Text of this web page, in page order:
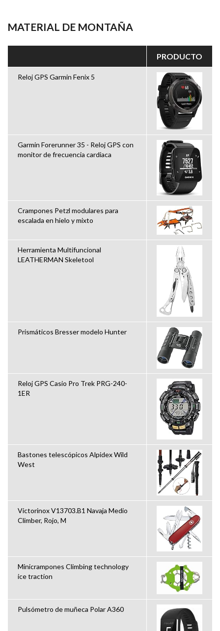
MATERIAL DE MONTAÑA
PRODUCTO
Reloj GPS Garmin Fenix 5
Garmin Forerunner 35 - Reloj GPS con
monitor de frecuencia cardiaca
Crampones Petzl modulares para
escalada en hielo y mixto
Herramienta Multifuncional
LEATHERMAN Skeletool
Prismáticos Bresser modelo Hunter
Reloj GPS Casio Pro Trek PRG-240-
1ER
Bastones telescópicos Alpidex Wild
West
Victorinox V13703.B1 Navaja Medio
Climber, Rojo, M
Minicrampones Climbing technology
ice traction
Pulsómetro de muñeca Polar A360